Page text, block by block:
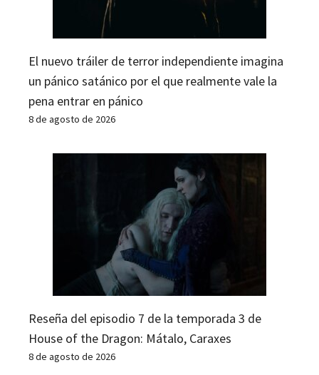
El nuevo tráiler de terror independiente imagina
un pánico satánico por el que realmente vale la
pena entrar en pánico
8 de agosto de 2026
Reseña del episodio 7 de la temporada 3 de
House of the Dragon: Mátalo, Caraxes
8 de agosto de 2026